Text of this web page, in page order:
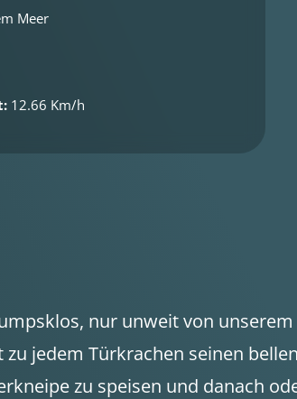
Meer
12.66 Km/h
nur unweit von
jedem Türkrachen seinen
zu speisen und danach